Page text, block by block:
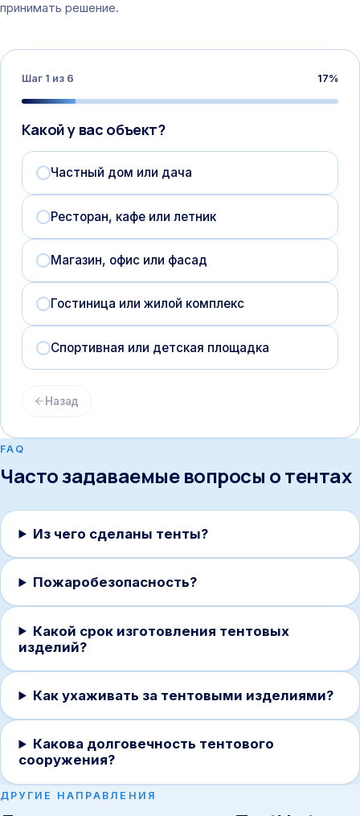
принимать решение.
Шаг 1 из 6 17%
Какой у вас объект?
Частный дом или дача
Ресторан, кафе или летник
Магазин, офис или фасад
Гостиница или жилой комплекс
Спортивная или детская площадка
Назад
FAQ
Часто задаваемые вопросы о тентах
Из чего сделаны тенты?
Пожаробезопасность?
Какой срок изготовления тентовых
изделий?
Как ухаживать за тентовыми изделиями?
Какова долговечность тентового
сооружения?
ДРУГИЕ НАПРАВЛЕНИЯ